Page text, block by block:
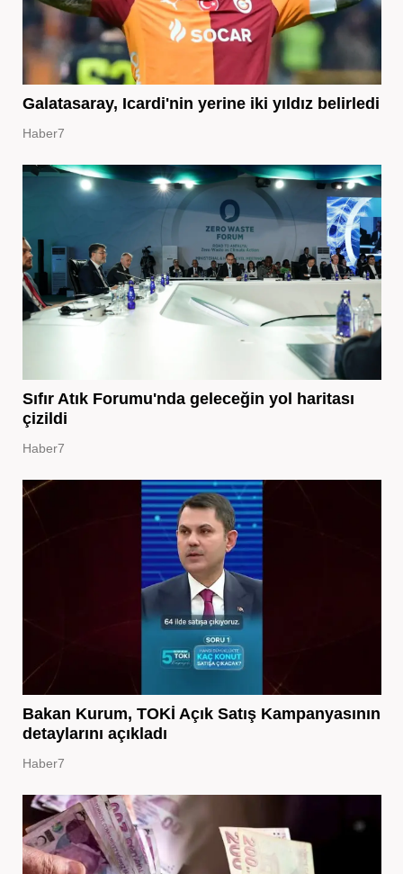
Galatasaray, Icardi'nin yerine iki yıldız belirledi
Haber7
Sıfır Atık Forumu'nda geleceğin yol haritası
çizildi
Haber7
Bakan Kurum, TOKİ Açık Satış Kampanyasının
detaylarını açıkladı
Haber7